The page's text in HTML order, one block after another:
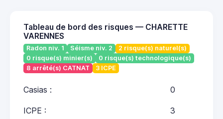
Tableau de bord des risques — CHARETTE
VARENNES
Radon niv. 1 Séisme niv. 2
2 risque(s) naturel(s)
0 risque(s) minier(s)
0 risque(s) technologique(s)
8 arrêté(s) CATNAT
3 ICPE
Casias : 0
ICPE : 3